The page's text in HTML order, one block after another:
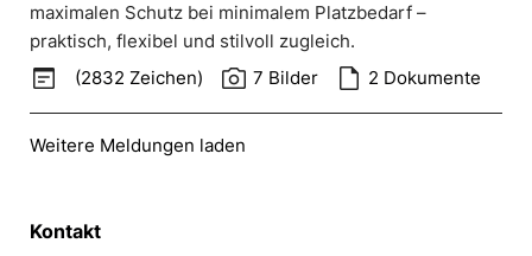
maximalen Schutz bei minimalem Platzbedarf –
praktisch, flexibel und stilvoll zugleich.
wysiwyg (2832 Zeichen) photo_camera 7 Bilder draft 2 Dokumente
Weitere Meldungen laden
Kontakt